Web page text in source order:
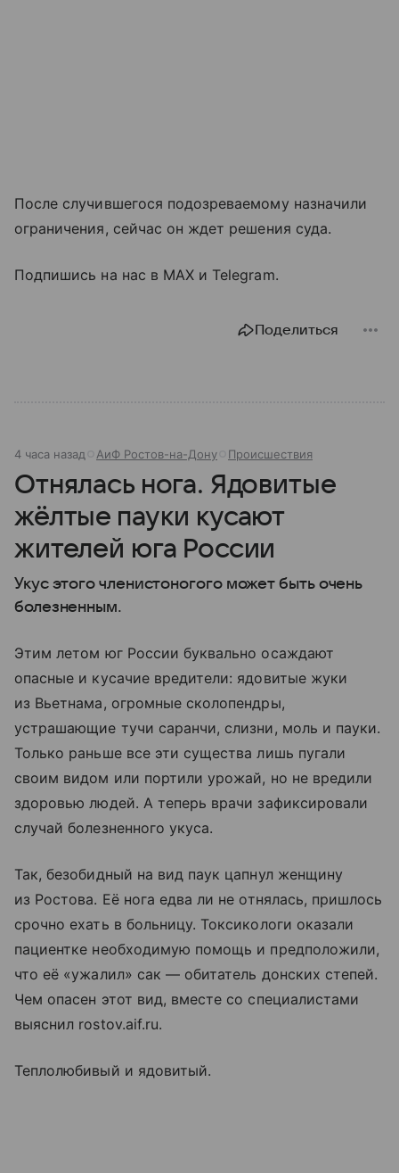
После случившегося подозреваемому назначили
ограничения, сейчас он ждет решения суда.
Подпишись на нас в MAX и Telegram.
Поделиться
4 часа назад АиФ Ростов-на-Дону Происшествия
Отнялась нога. Ядовитые
жёлтые пауки кусают
жителей юга России
Укус этого членистоногого может быть очень
болезненным.
Этим летом юг России буквально осаждают
опасные и кусачие вредители: ядовитые жуки
из Вьетнама, огромные сколопендры,
устрашающие тучи саранчи, слизни, моль и пауки.
Только раньше все эти существа лишь пугали
своим видом или портили урожай, но не вредили
здоровью людей. А теперь врачи зафиксировали
случай болезненного укуса.
Так, безобидный на вид паук цапнул женщину
из Ростова. Её нога едва ли не отнялась, пришлось
срочно ехать в больницу. Токсикологи оказали
пациентке необходимую помощь и предположили,
что её «ужалил» сак — обитатель донских степей.
Чем опасен этот вид, вместе со специалистами
выяснил rostov.aif.ru.
Теплолюбивый и ядовитый.